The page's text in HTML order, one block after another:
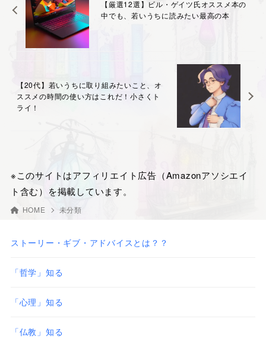
【厳選12選】ビル・ゲイツ氏オススメ本の
中でも、若いうちに読みたい最高の本
【20代】若いうちに取り組みたいこと、オ
ススメの時間の使い方はこれだ！小さくト
ライ！
※このサイトはアフィリエイト広告（Amazonアソシエイ
ト含む）を掲載しています。
HOME 未分類
ストーリー・ギブ・アドバイスとは？？
「哲学」知る
「心理」知る
「仏教」知る